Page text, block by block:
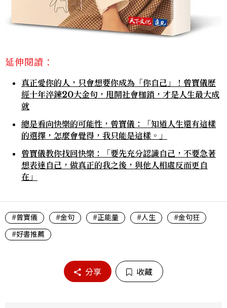
延伸閱讀：
真正愛你的人，只會想要你成為「你自己」！曾寶儀歷
經十年淬鍊20大金句，甩開社會枷鎖，才是人生最大成
就
總是看向快樂的可能性，曾寶儀：「知道人生還有這樣
的選擇，怎麼會覺得，我只能是這樣。」
曾寶儀教你找回快樂：「要先充分認識自己，不要急著
想表達自己，做真正的我之後，與他人相處反而更自
在」
#曾寶儀 #金句 #正能量 #人生
#金句狂
#好書推薦
分享 收藏